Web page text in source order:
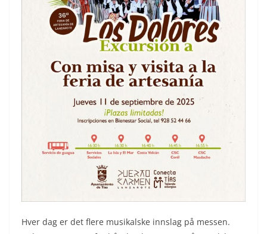
Hver dag er det flere musikalske innslag på messen.